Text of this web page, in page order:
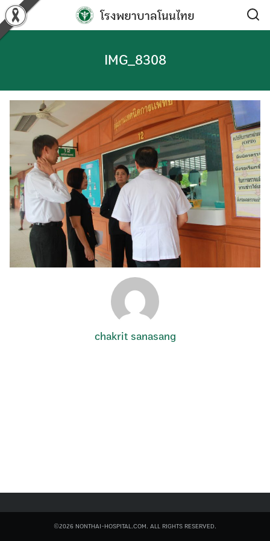
Skip
to
content
โรงพยาบาลโนนไทย
IMG_8308
chakrit sanasang
©2026 NONTHAI-HOSPITAL.COM. ALL RIGHTS RESERVED.